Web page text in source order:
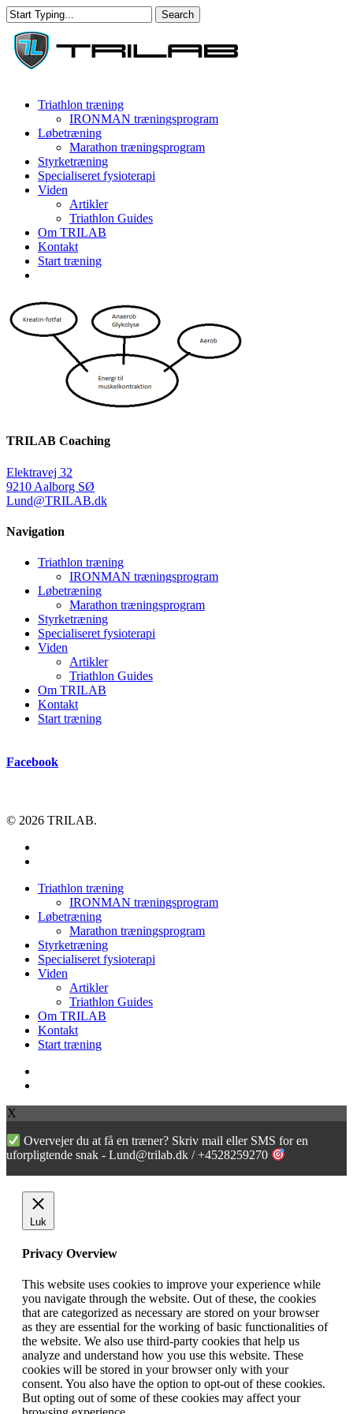
Skip
to
main
content
Search
Close
Search
Menu
Triathlon træning
IRONMAN træningsprogram
Løbetræning
Marathon træningsprogram
Styrketræning
Specialiseret fysioterapi
Viden
Artikler
Triathlon Guides
Om TRILAB
Kontakt
Start træning
TRILAB Coaching
Elektravej 32
9210 Aalborg SØ
Lund@TRILAB.dk
Navigation
Triathlon træning
IRONMAN træningsprogram
Løbetræning
Marathon træningsprogram
Styrketræning
Specialiseret fysioterapi
Viden
Artikler
Triathlon Guides
Om TRILAB
Kontakt
Start træning
Facebook
© 2026 TRILAB.
Close
Triathlon træning
IRONMAN træningsprogram
Løbetræning
Marathon træningsprogram
Styrketræning
Specialiseret fysioterapi
Viden
Artikler
Triathlon Guides
Om TRILAB
Kontakt
Start træning
X
Overvejer du at få en træner? Skriv mail eller SMS for en
uforpligtende snak - Lund@trilab.dk / +4528259270
Luk
Privacy Overview
This website uses cookies to improve your experience while
you navigate through the website. Out of these, the cookies
that are categorized as necessary are stored on your browser
as they are essential for the working of basic functionalities of
the website. We also use third-party cookies that help us
analyze and understand how you use this website. These
cookies will be stored in your browser only with your
consent. You also have the option to opt-out of these cookies.
But opting out of some of these cookies may affect your